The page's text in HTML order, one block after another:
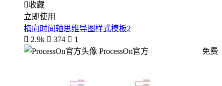
收藏
立即使用
横向时间轴思维导图样式模板2
 2.9k  374  1
ProcessOn官方
免费